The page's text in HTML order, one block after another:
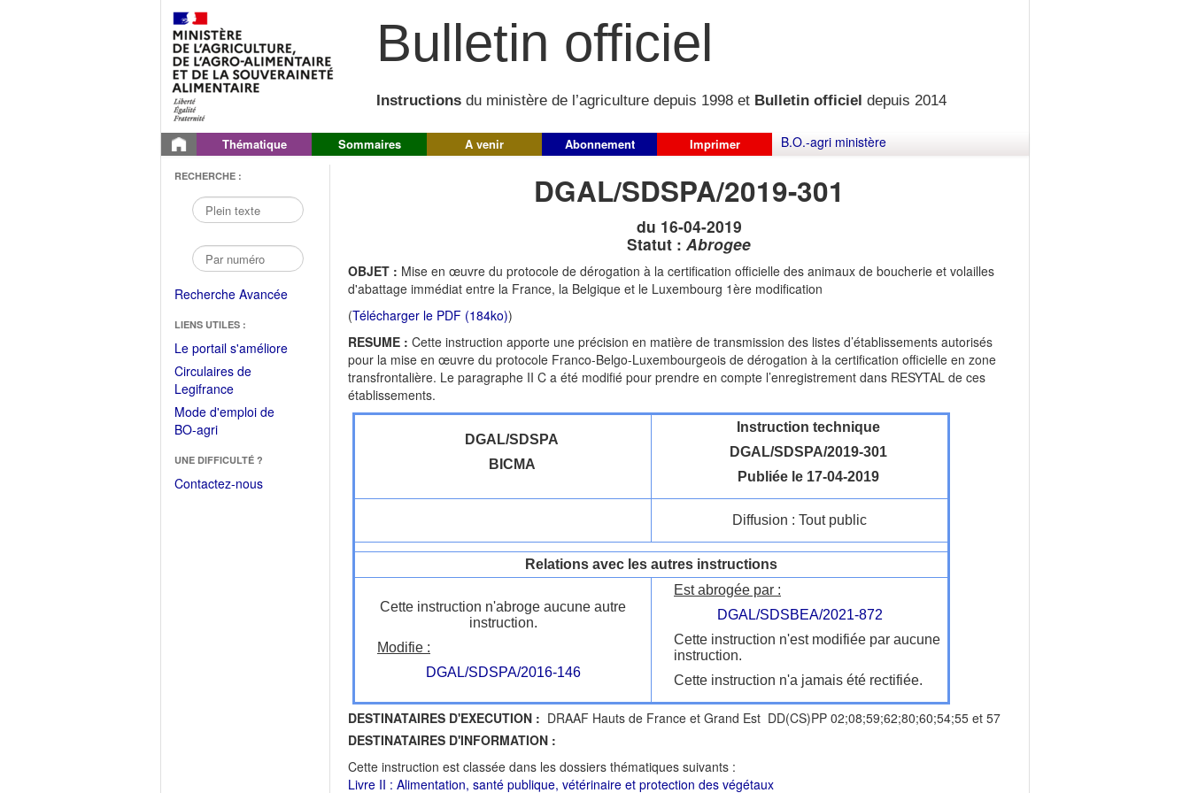
Bulletin officiel
Instructions du ministère de l’agriculture depuis 1998 et Bulletin officiel depuis 2014
Thématique Sommaires A venir Abonnement Imprimer B.O.-agri ministère
RECHERCHE :
Recherche Avancée
LIENS UTILES :
Le portail s'améliore(Fichier
Circulaires de
Legifrance(Ouvrir
dans
une
fenêtre)
Mode d'emploi de
BO-agri(Ouvrir
une
nouvelle
UNE DIFFICULTÉ ?
Contactez-nous
DGAL/SDSPA/2019-301
du 16-04-2019
Statut : Abrogee
OBJET : Mise en œuvre du protocole de dérogation à la certification officielle des animaux de boucherie et volailles
d'abattage immédiat entre la France, la Belgique et le Luxembourg 1ère modification
(Télécharger le PDF (184ko))
RESUME : Cette instruction apporte une précision en matière de transmission des listes d’établissements autorisés
pour la mise en œuvre du protocole Franco-Belgo-Luxembourgeois de dérogation à la certification officielle en zone
transfrontalière. Le paragraphe II C a été modifié pour prendre en compte l’enregistrement dans RESYTAL de ces
établissements.
DGAL/SDSPA
BICMA
Instruction technique
DGAL/SDSPA/2019-301
Publiée le 17-04-2019
Diffusion : Tout public
Relations avec les autres instructions
Cette instruction n'abroge aucune autre
instruction.
Modifie :
DGAL/SDSPA/2016-146
Est abrogée par :
DGAL/SDSBEA/2021-872
Cette instruction n'est modifiée par aucune
instruction.
Cette instruction n'a jamais été rectifiée.
DESTINATAIRES D'EXECUTION : DRAAF Hauts de France et Grand Est DD(CS)PP 02;08;59;62;80;60;54;55 et 57
DESTINATAIRES D'INFORMATION :
Cette instruction est classée dans les dossiers thématiques suivants :
Livre II : Alimentation, santé publique, vétérinaire et protection des végétaux